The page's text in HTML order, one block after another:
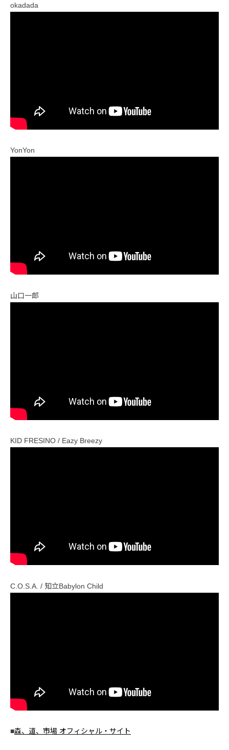
okadada
YonYon
山口一郎
KID FRESINO / Eazy Breezy
C.O.S.A. / 知立Babylon Child
■森、道、市場 オフィシャル・サイト